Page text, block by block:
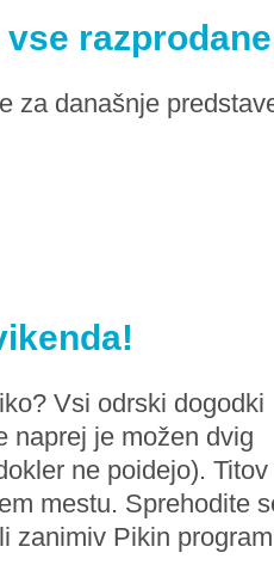
za današnje
Vsi odrski dogodki
naprej je možen dvig
ne poidejo). Titov
mestu. Sprehodite
zanimiv Pikin